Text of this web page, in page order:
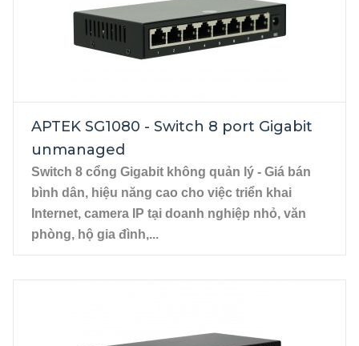
giản, tiết kiệm chi phí và dễ sử dụng.
Đặc tính kỹ thuật
APTEK SG1080 - Switch 8 port Gigabit
unmanaged
Switch 8 cổng Gigabit không quản lý - Giá bán
bình dân, hiệu năng cao cho việc triển khai
Internet, camera IP tại doanh nghiệp nhỏ, văn
phòng, hộ gia đình,...